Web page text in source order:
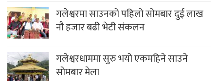
गलेश्वरमा साउनको पहिलो सोमबार दुई लाख
नौ हजार बढी भेटी संकलन
गलेश्वरधाममा सुरु भयो एकमहिने साउने
सोमबार मेला